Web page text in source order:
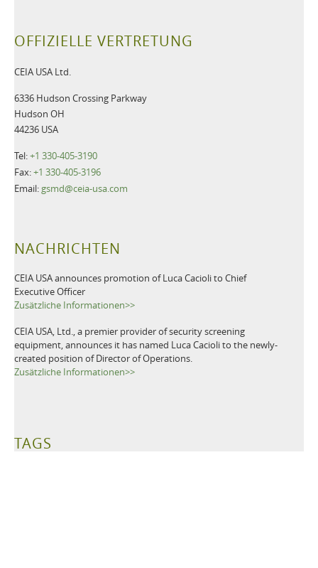
OFFIZIELLE VERTRETUNG
CEIA USA Ltd.
6336 Hudson Crossing Parkway
Hudson OH
44236 USA
Tel:+1 330-405-3190
Fax:+1 330-405-3196
Email: gsmd@ceia-usa.com
NACHRICHTEN
CEIA USA announces promotion of Luca Cacioli to Chief
Executive Officer
Zusätzliche Informationen>>
CEIA USA, Ltd., a premier provider of security screening
equipment, announces it has named Luca Cacioli to the newly-
created position of Director of Operations.
Zusätzliche Informationen>>
TAGS